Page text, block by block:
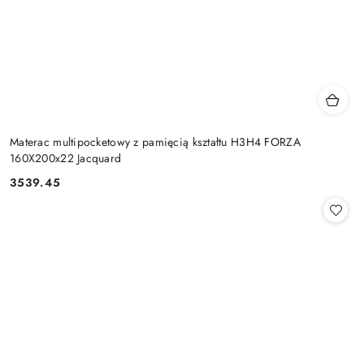
Materac multipocketowy z pamięcią kształtu H3H4 FORZA
160X200x22 Jacquard
Cena:
3539.45